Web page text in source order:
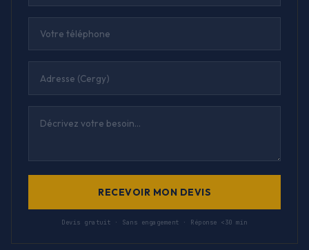
RECEVOIR MON DEVIS
Devis gratuit · Sans engagement · Réponse <30 min